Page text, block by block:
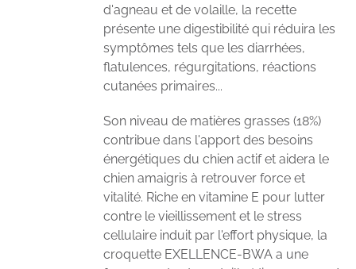
d'agneau et de volaille, la recette
présente une digestibilité qui réduira les
symptômes tels que les diarrhées,
flatulences, régurgitations, réactions
cutanées primaires...
Son niveau de matières grasses (18%)
contribue dans l'apport des besoins
énergétiques du chien actif et aidera le
chien amaigris à retrouver force et
vitalité. Riche en vitamine E pour lutter
contre le vieillissement et le stress
cellulaire induit par l'effort physique, la
croquette EXELLENCE-BWA a une